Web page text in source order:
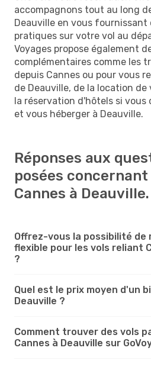
accompagnons tout au long
Deauville en vous
pratiques sur votre vol au
Voyages propose également
complémentaires comme les
depuis Cannes ou pour vous
de Deauville, de la location
la réservation d'hôtels si vous
et vous héberger à Deauville.
Réponses aux
posées concernant
Cannes à Deauville.
Offrez-vous la possibilité de
flexible pour les vols reliant
?
Quel est le prix moyen d'un
Deauville ?
Comment trouver des vols
Cannes à Deauville sur